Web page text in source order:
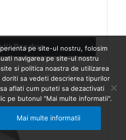
Produspe site-ul nostru, folosim
navigarea pe site-ul nostru
si politica noastra de utilizarea
sa vedeti descrierea tipurilor
aflati cum puteti sa dezactivati
pe butonul "Mai multe informatii".
Mai multe informatii